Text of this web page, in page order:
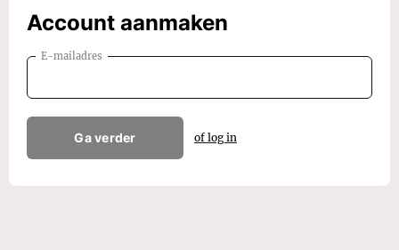
Account aanmaken
E-mailadres
Ga verder of log in